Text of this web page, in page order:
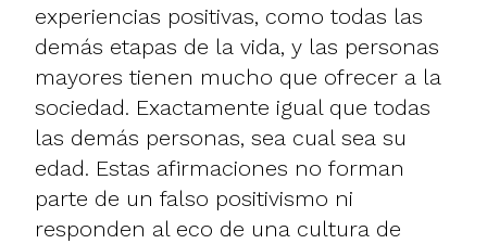
experiencias positivas, como todas las
demás etapas de la vida, y las personas
mayores tienen mucho que ofrecer a la
sociedad. Exactamente igual que todas
las demás personas, sea cual sea su
edad. Estas afirmaciones no forman
parte de un falso positivismo ni
responden al eco de una cultura de